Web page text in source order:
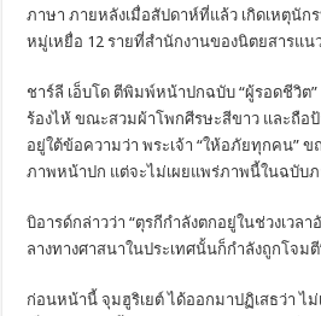
ภาษา ภายหลังเมื่อสัปดาห์ที่แล้ว เกิดเหตุนัก
หมู่เหยื่อ 12 รายที่สำนักงานของนิตยสารแน
ชาร์ลี เอ็บโด ตีพิมพ์หน้าปกฉบับ “ผู้รอดชีวิต
ร้องไห้ ขณะสวมผ้าโพกศีรษะสีขาว และถือ
อยู่ใต้ข้อความว่า พระเจ้า “ให้อภัยทุกคน”
ภาพหน้าปก แต่จะไม่เผยแพร่ภาพนี้ในฉบับภ
บิอารด์กล่าวว่า “ตุรกีกำลังตกอยู่ในช่วงเวล
ลางทางศาสนาในประเทศนั้นก็กำลังถูกโจมตี
ก่อนหน้านี้ จุมฮูริเยต์ ได้ออกมาปฏิเสธว่า ไ